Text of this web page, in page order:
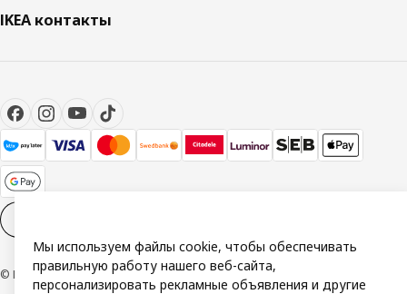
IKEA контакты
© Inter IKEA Systems B.V. 1999-2026
Мы используем файлы cookie, чтобы обеспечивать
правильную работу нашего веб-сайта,
персонализировать рекламные объявления и другие